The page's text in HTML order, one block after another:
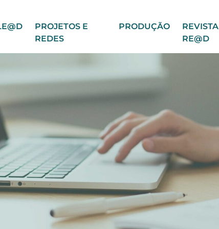
PROJETOS E
REDES
PRODUÇÃO
REVISTA
RE@D